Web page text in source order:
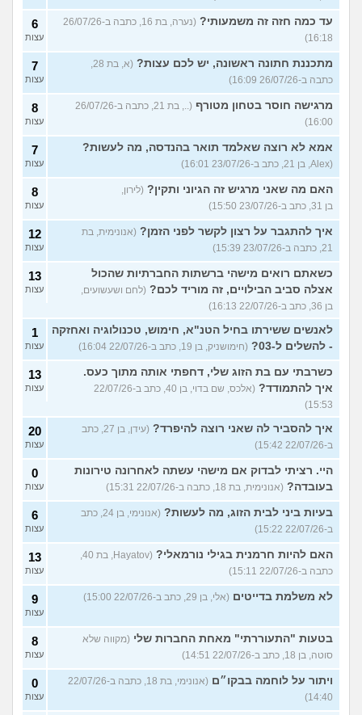
עד כמה חזה זה משמעותי?
(נערה, בת 16, כתבה ב-26/07/26
16:18)
6
עצות
מתכננת חתונה ראשונה, יש לכם עצות?
(א, בת 28,
כתבה ב-26/07/26 16:09)
7
עצות
מרגישה חוסר בטחון מטורף
(.., בת 21, כתבה ב-26/07/26
16:00)
8
עצות
אמא לא רוצה שאלמד תואר בהנדסה, מה לעשות?
(Alex, בן 21, כתב ב-23/07/26 16:01)
7
עצות
האם מה שאני מרגיש זה הגיוני ותקין? (לירון,
בן 31, כתב ב-23/07/26 15:50)
8
עצות
איך להתגבר על רצון לקשר לפני הזמן? (אנונימית, בת
21, כתבה ב-23/07/26 15:39)
12
עצות
כשאתם רואים מישהי ברשתות החברתיות שהכול
אצלה סביב הבילויים, זה מוריד לכם? (לחם ושעשועים,
בן 36, כתב ב-22/07/26 16:13)
13
עצות
לאנשים ששירתו בחיל הטנ"א, חימוש, טכנולוגיה ואחזקה
- להשלים ל-03?
(חימושניק, בן 19, כתב ב-22/07/26 16:04)
1
עצות
כשרבתי עם בת הזוג שלי, דחפתי אותה מתוך כעס.
איך להתמודד?
(אלכס, שם בדוי, בן 40, כתב ב-22/07/26
15:53)
13
עצות
איך להסביר לה שאני רוצה להיפרד?
(עידן, בן 27, כתב
ב-22/07/26 15:42)
20
עצות
היי. רציתי לבדוק אם מישהי עשתה לאחרונה טירונות
בעובדה? (אנונימית, בת 18, כתבה ב-22/07/26 15:31)
0
עצות
בעיות ביני לבית הזוג, מה לעשות?
(אנונימי, בן 24, כתב
ב-22/07/26 15:22)
6
עצות
האם להיות חרמנית בגילי נורמאלי?
(Hayatov, בת 40,
כתבה ב-22/07/26 15:11)
13
עצות
לא משלמת בדייטים (אלי, בן 29, כתב ב-22/07/26 15:00) 9
עצות
בטעות "התעוררתי" מאחת החברות שלי (מקווה שלא
סוטה, בן 18, כתב ב-22/07/26 14:51)
8
עצות
ויתור על לוחמה בבקו״ם
(אנונימי, בת 18, כתבה ב-22/07/26
14:40)
0
עצות